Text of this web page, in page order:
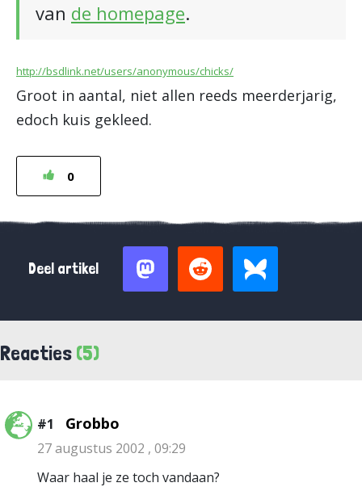
van de homepage.
http://bsdlink.net/users/anonymous/chicks/
Groot in aantal, niet allen reeds meerderjarig,
edoch kuis gekleed.
0
Deel artikel
Reacties (5)
#1 Grobbo
27 augustus 2002 , 09:29
Waar haal je ze toch vandaan?